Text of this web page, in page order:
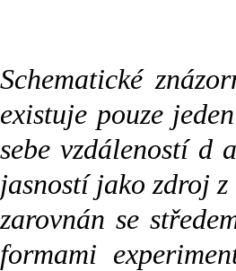
Schematické
existuje pouze
sebe vzdáleností d
jasností jako zdroj z
zarovnán se
formami